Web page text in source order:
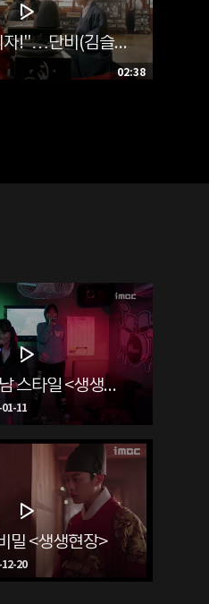
"구구단을 외자!"…단비(김슬기)-이도(윤두준), 긴장감 넘치는 구구단 외기 '폭소'
02:38
말 달리는 강남 스타일 <생생현장>
01-11
밀 <생생현장>
12-20